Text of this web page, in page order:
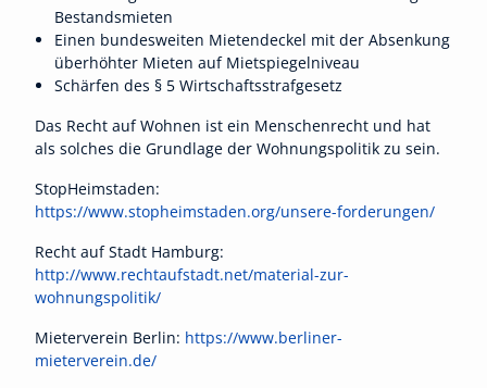
Bestandsmieten
Einen bundesweiten Mietendeckel mit der Absenkung
überhöhter Mieten auf Mietspiegelniveau
Schärfen des § 5 Wirtschaftsstrafgesetz
Das Recht auf Wohnen ist ein Menschenrecht und hat
als solches die Grundlage der Wohnungspolitik zu sein.
StopHeimstaden:
https://www.stopheimstaden.org/unsere-forderungen/
Recht auf Stadt Hamburg:
http://www.rechtaufstadt.net/material-zur-
wohnungspolitik/
Mieterverein Berlin: https://www.berliner-
mieterverein.de/